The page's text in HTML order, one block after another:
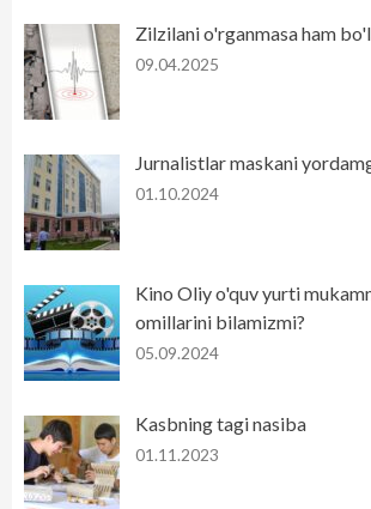
Zilzilani o'rganmasa ham
09.04.2025
Jurnalistlar maskani
01.10.2024
Kino Oliy o'quv yurti
omillarini bilamizmi?
05.09.2024
Kasbning tagi nasiba
01.11.2023